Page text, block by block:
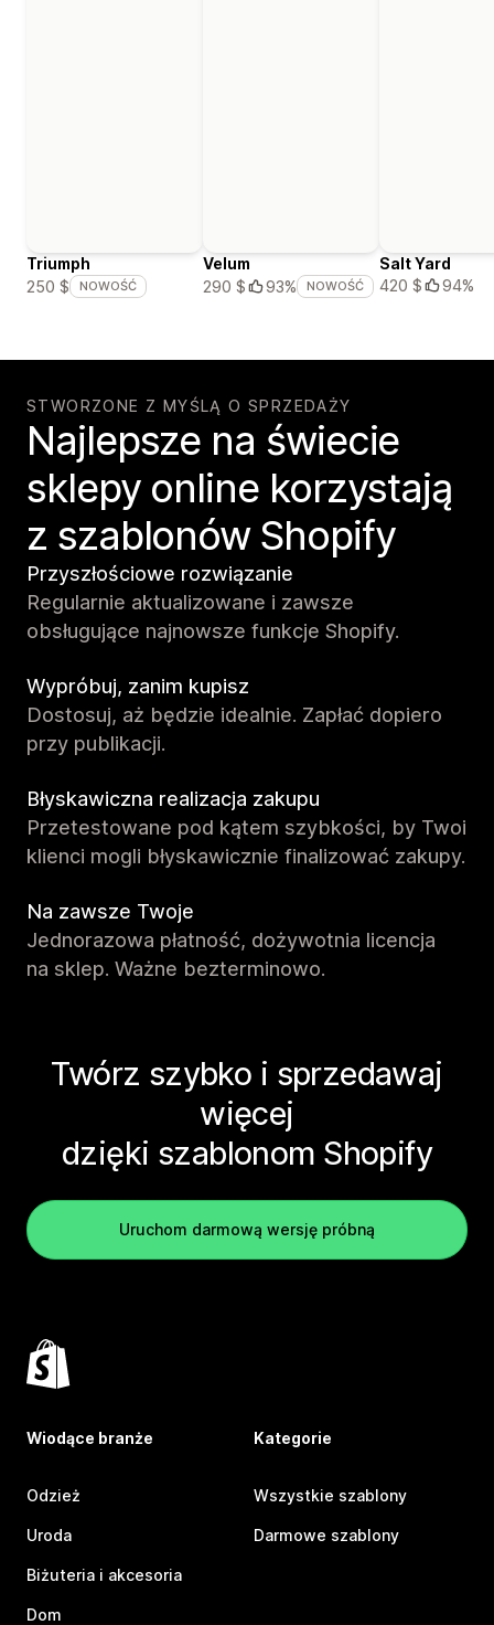
Triumph
250 $
NOWOŚĆ
Velum
290 $
93% NOWOŚĆ
Salt Yard
420 $
94%
STWORZONE Z MYŚLĄ O SPRZEDAŻY
Najlepsze na świecie
sklepy online korzystają
z szablonów Shopify
Przyszłościowe rozwiązanie
Regularnie aktualizowane i zawsze
obsługujące najnowsze funkcje Shopify.
Wypróbuj, zanim kupisz
Dostosuj, aż będzie idealnie. Zapłać dopiero
przy publikacji.
Błyskawiczna realizacja zakupu
Przetestowane pod kątem szybkości, by Twoi
klienci mogli błyskawicznie finalizować zakupy.
Na zawsze Twoje
Jednorazowa płatność, dożywotnia licencja
na sklep. Ważne bezterminowo.
Twórz szybko i sprzedawaj
więcej
dzięki szablonom Shopify
Uruchom darmową wersję próbną
Wiodące branże
Odzież
Uroda
Biżuteria i akcesoria
Dom
Kategorie
Wszystkie szablony
Darmowe szablony